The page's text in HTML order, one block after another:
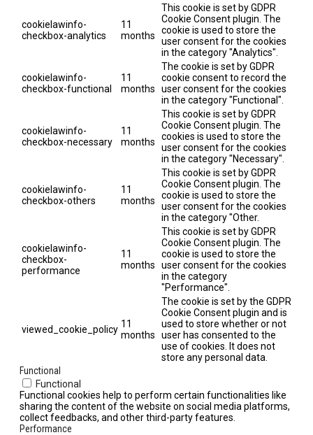
cookielawinfo-
checkbox-analytics
11
months
This cookie is set by GDPR
Cookie Consent plugin. The
cookie is used to store the
user consent for the cookies
in the category "Analytics".
cookielawinfo-
checkbox-functional
11
months
The cookie is set by GDPR
cookie consent to record the
user consent for the cookies
in the category "Functional".
cookielawinfo-
checkbox-necessary
11
months
This cookie is set by GDPR
Cookie Consent plugin. The
cookies is used to store the
user consent for the cookies
in the category "Necessary".
cookielawinfo-
checkbox-others
11
months
This cookie is set by GDPR
Cookie Consent plugin. The
cookie is used to store the
user consent for the cookies
in the category "Other.
cookielawinfo-
checkbox-
performance
11
months
This cookie is set by GDPR
Cookie Consent plugin. The
cookie is used to store the
user consent for the cookies
in the category
"Performance".
viewed_cookie_policy 11
months
The cookie is set by the GDPR
Cookie Consent plugin and is
used to store whether or not
user has consented to the
use of cookies. It does not
store any personal data.
Functional
Functional
Functional cookies help to perform certain functionalities like
sharing the content of the website on social media platforms,
collect feedbacks, and other third-party features.
Performance